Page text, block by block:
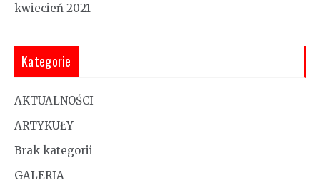
kwiecień 2021
Kategorie
AKTUALNOŚCI
ARTYKUŁY
Brak kategorii
GALERIA